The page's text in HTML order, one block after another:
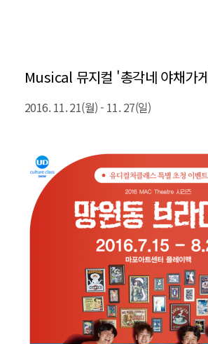
Musical 뮤지컬 '총각네 야채가
2016. 11. 21(월) - 11. 27(일)